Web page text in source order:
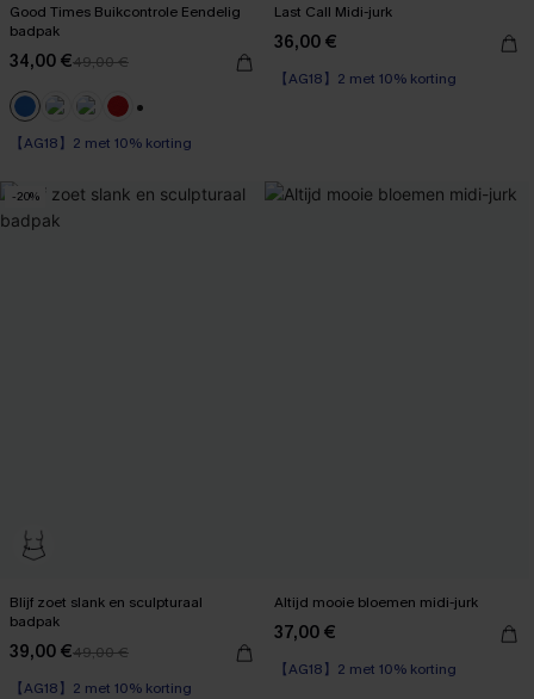
Good Times Buikcontrole Eendelig
badpak
34,00 €49,00 €
【AG18】2 met 10% korting
Op voorraad
Last Call Midi-jurk
36,00 €
【AG18】2 met 10% korting
-20%
Blijf zoet slank en sculpturaal
badpak
39,00 €49,00 €
【AG18】2 met 10% korting
Op voorraad
Altijd mooie bloemen midi-jurk
37,00 €
【AG18】2 met 10% korting
Wikkel